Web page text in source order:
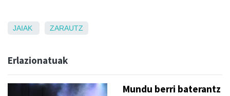
JAIAK ZARAUTZ
Erlazionatuak
Mundu berri baterantz